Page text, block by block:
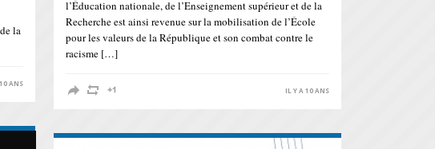
la
ANS
l’Éducation nationale, de l’Enseignement supérieur et de la
Recherche est ainsi revenue sur la mobilisation de l’École
pour les valeurs de la République et son combat contre le
racisme […]
IL Y A 10 ANS